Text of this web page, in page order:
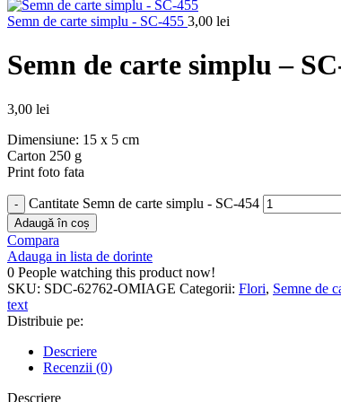
Semn de carte simplu - SC-455 3,00 lei
Semn de carte simplu –
3,00 lei
Dimensiune: 15 x 5 cm
Carton 250 g
Print foto fata
Cantitate Semn de carte simplu - SC-454
Adaugă în coș
Compara
Adauga in lista de dorinte
0 People watching this product now!
SKU: SDC-62762-OMIAGE Categorii: Flori, Semne de
text
Distribuie pe:
Descriere
Recenzii (0)
Descriere